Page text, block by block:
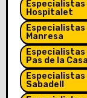
Hospitalet
Manresa
Pas de la Casa
Sabadell